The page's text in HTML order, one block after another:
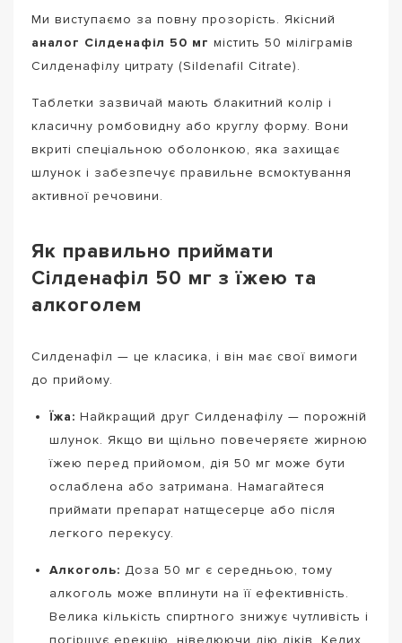
Ми виступаємо за повну прозорість. Якісний
аналог Сілденафіл 50 мг містить 50 міліграмів
Силденафілу цитрату (Sildenafil Citrate).
Таблетки зазвичай мають блакитний колір і
класичну ромбовидну або круглу форму. Вони
вкриті спеціальною оболонкою, яка захищає
шлунок і забезпечує правильне всмоктування
активної речовини.
Як правильно приймати
Сілденафіл 50 мг з їжею та
алкоголем
Силденафіл — це класика, і він має свої вимоги
до прийому.
Їжа: Найкращий друг Силденафілу — порожній
шлунок. Якщо ви щільно повечеряєте жирною
їжею перед прийомом, дія 50 мг може бути
ослаблена або затримана. Намагайтеся
приймати препарат натщесерце або після
легкого перекусу.
Алкоголь: Доза 50 мг є середньою, тому
алкоголь може вплинути на її ефективність.
Велика кількість спиртного знижує чутливість і
погіршує ерекцію, нівелюючи дію ліків. Келих